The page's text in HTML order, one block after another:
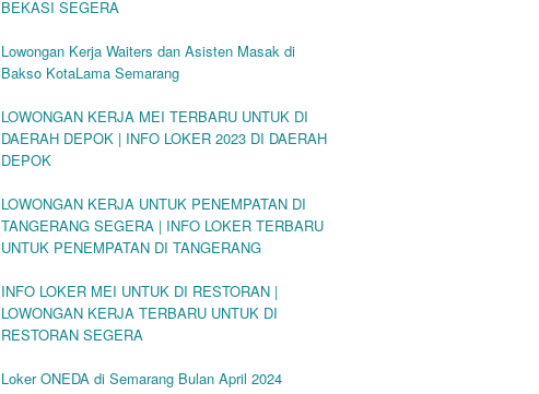
BEKASI SEGERA
Lowongan Kerja Waiters dan Asisten Masak di
Bakso KotaLama Semarang
LOWONGAN KERJA MEI TERBARU UNTUK DI
DAERAH DEPOK | INFO LOKER 2023 DI DAERAH
DEPOK
LOWONGAN KERJA UNTUK PENEMPATAN DI
TANGERANG SEGERA | INFO LOKER TERBARU
UNTUK PENEMPATAN DI TANGERANG
INFO LOKER MEI UNTUK DI RESTORAN |
LOWONGAN KERJA TERBARU UNTUK DI
RESTORAN SEGERA
Loker ONEDA di Semarang Bulan April 2024